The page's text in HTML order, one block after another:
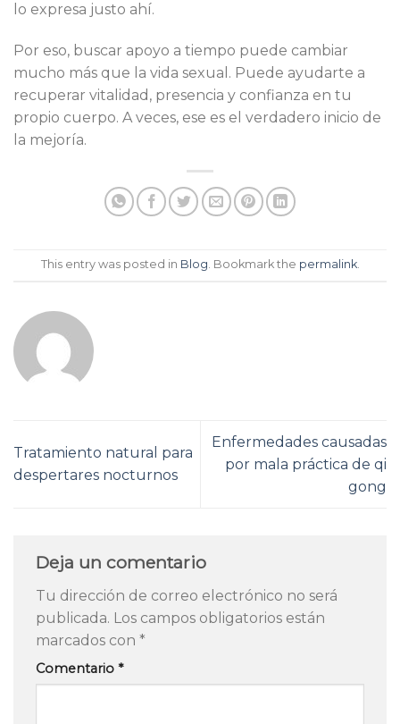
lo expresa justo ahí.
Por eso, buscar apoyo a tiempo puede cambiar
mucho más que la vida sexual. Puede ayudarte a
recuperar vitalidad, presencia y confianza en tu
propio cuerpo. A veces, ese es el verdadero inicio de
la mejoría.
This entry was posted in Blog. Bookmark the permalink.
Tratamiento natural para
despertares nocturnos
Enfermedades causadas
por mala práctica de qi
gong
Deja un comentario
Tu dirección de correo electrónico no será
publicada. Los campos obligatorios están
marcados con *
Comentario *